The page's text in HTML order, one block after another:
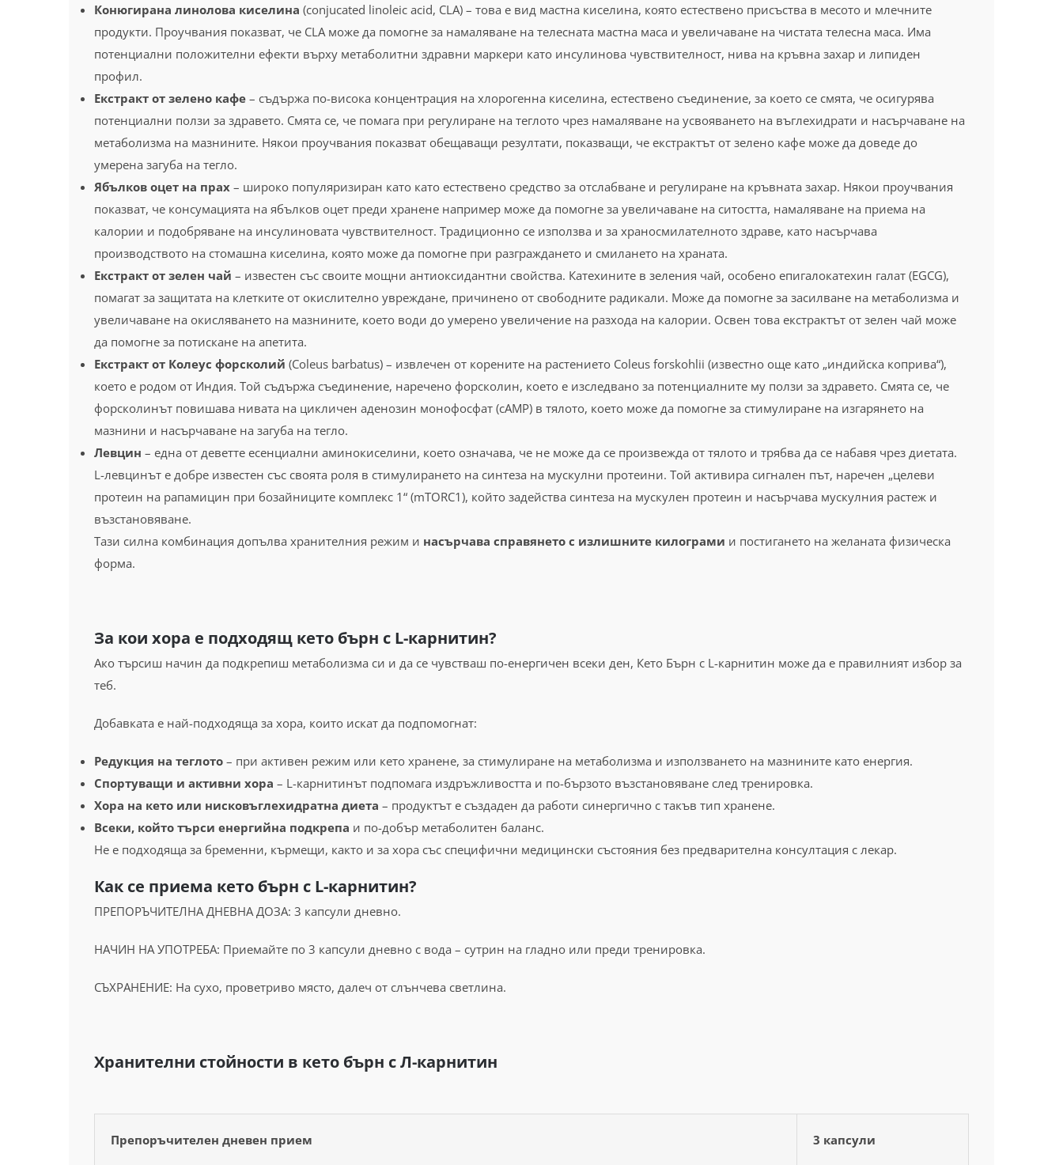
Конюгирана линолова киселина (conjucated linoleic acid, CLA) – това е вид мастна киселина, която естествено присъства в месото и млечните
продукти. Проучвания показват, че CLA може да помогне за намаляване на телесната мастна маса и увеличаване на чистата телесна маса. Има
потенциални положителни ефекти върху метаболитни здравни маркери като инсулинова чувствителност, нива на кръвна захар и липиден
профил.
Екстракт от зелено кафе– съдържа по-висока концентрация на хлорогенна киселина, естествено съединение, за което се смята, че осигурява
потенциални ползи за здравето. Смята се, че помага при регулиране на теглото чрез намаляване на усвояването на въглехидрати и насърчаване на
метаболизма на мазнините. Някои проучвания показват обещаващи резултати, показващи, че екстрактът от зелено кафе може да доведе до
умерена загуба на тегло.
Ябълков оцет на прах– широко популяризиран като като естествено средство за отслабване и регулиране на кръвната захар. Някои проучвания
показват, че консумацията на ябълков оцет преди хранене например може да помогне за увеличаване на ситостта, намаляване на приема на
калории и подобряване на инсулиновата чувствителност. Традиционно се използва и за храносмилателното здраве, като насърчава
производството на стомашна киселина, която може да помогне при разграждането и смилането на храната.
Екстракт от зелен чай – известен със своите мощни антиоксидантни свойства. Катехините в зеления чай, особено епигалокатехин галат (EGCG),
помагат за защитата на клетките от окислително увреждане, причинено от свободните радикали. Може да помогне за засилване на метаболизма и
увеличаване на окисляването на мазнините, което води до умерено увеличение на разхода на калории. Освен това екстрактът от зелен чай може
да помогне за потискане на апетита.
Екстракт от Колеус форсколий (Coleus barbatus) – извлечен от корените на растението Coleus forskohlii (известно още като „индийска коприва“),
което е родом от Индия. Той съдържа съединение, наречено форсколин, което е изследвано за потенциалните му ползи за здравето. Смята се, че
форсколинът повишава нивата на цикличен аденозин монофосфат (cAMP) в тялото, което може да помогне за стимулиране на изгарянето на
мазнини и насърчаване на загуба на тегло.
Левцин – една от деветте есенциални аминокиселини, което означава, че не може да се произвежда от тялото и трябва да се набавя чрез диетата.
L-левцинът е добре известен със своята роля в стимулирането на синтеза на мускулни протеини. Той активира сигнален път, наречен „целеви
протеин на рапамицин при бозайниците комплекс 1“ (mTORC1), който задейства синтеза на мускулен протеин и насърчава мускулния растеж и
възстановяване.
Тази силна комбинация допълва хранителния режим и насърчава справянето с излишните килограми и постигането на желаната физическа
форма.
За кои хора е подходящ кето бърн с L-карнитин?
Ако търсиш начин да подкрепиш метаболизма си и да се чувстваш по-енергичен всеки ден, Кето Бърн с L-карнитин може да е правилният избор за
теб.
Добавката е най-подходяща за хора, които искат да подпомогнат:
Редукция на теглото– при активен режим или кето хранене, за стимулиране на метаболизма и използването на мазнините като енергия.
Спортуващи и активни хора – L-карнитинът подпомага издръжливостта и по-бързото възстановяване след тренировка.
Хора на кето или нисковъглехидратна диета – продуктът е създаден да работи синергично с такъв тип хранене.
Всеки, който търси енергийна подкрепа и по-добър метаболитен баланс.
Не е подходяща за бременни, кърмещи, както и за хора със специфични медицински състояния без предварителна консултация с лекар.
Как се приема кето бърн с L-карнитин?
ПРЕПОРЪЧИТЕЛНА ДНЕВНА ДОЗА: 3 капсули дневно.
НАЧИН НА УПОТРЕБА: Приемайте по 3 капсули дневно с вода – сутрин на гладно или преди тренировка.
СЪХРАНЕНИЕ: На сухо, проветриво място, далеч от слънчева светлина.
Хранителни стойности в кето бърн с Л-карнитин
Препоръчителен дневен прием 3 капсули